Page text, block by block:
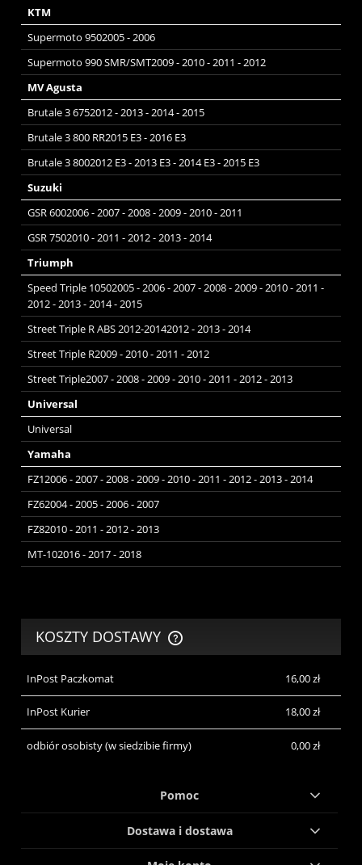
KTM
Supermoto 9502005 - 2006
Supermoto 990 SMR/SMT2009 - 2010 - 2011 - 2012
MV Agusta
Brutale 3 6752012 - 2013 - 2014 - 2015
Brutale 3 800 RR2015 E3 - 2016 E3
Brutale 3 8002012 E3 - 2013 E3 - 2014 E3 - 2015 E3
Suzuki
GSR 6002006 - 2007 - 2008 - 2009 - 2010 - 2011
GSR 7502010 - 2011 - 2012 - 2013 - 2014
Triumph
Speed Triple 10502005 - 2006 - 2007 - 2008 - 2009 - 2010 - 2011 -
2012 - 2013 - 2014 - 2015
Street Triple R ABS 2012-20142012 - 2013 - 2014
Street Triple R2009 - 2010 - 2011 - 2012
Street Triple2007 - 2008 - 2009 - 2010 - 2011 - 2012 - 2013
Universal
Universal
Yamaha
FZ12006 - 2007 - 2008 - 2009 - 2010 - 2011 - 2012 - 2013 - 2014
FZ62004 - 2005 - 2006 - 2007
FZ82010 - 2011 - 2012 - 2013
MT-102016 - 2017 - 2018
KOSZTY DOSTAWY
CENA NIE ZAWIERA EWENTUALNYCH KOSZTÓW PŁATNOŚCI
InPost Paczkomat 16,00 zł
InPost Kurier 18,00 zł
odbiór osobisty(w siedzibie firmy) 0,00 zł
Pomoc
Dostawa i dostawa